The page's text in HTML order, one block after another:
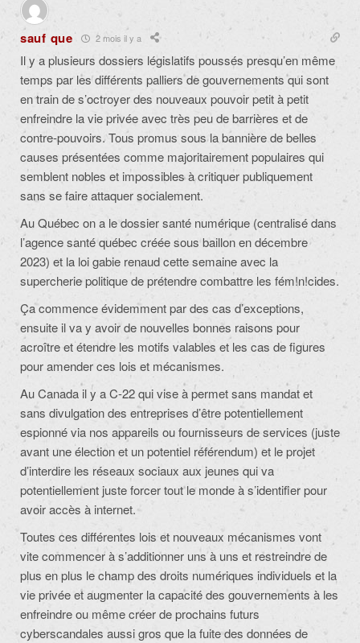
sauf que 2 mois il y a
Il y a plusieurs dossiers législatifs poussés presqu’en même
temps par les différents palliers de gouvernements qui sont
en train de s’octroyer des nouveaux pouvoir petit à petit
enfreindre la vie privée avec très peu de barrières et de
contre-pouvoirs. Tous promus sous la bannière de belles
causes présentées comme majoritairement populaires qui
semblent nobles et impossibles à critiquer publiquement
sans se faire attaquer socialement.
Au Québec on a le dossier santé numérique (centralisé dans
l’agence santé québec créée sous baillon en décembre
2023) et la loi gabie renaud cette semaine avec la
supercherie politique de prétendre combattre les fém!n!cides.
Ça commence évidemment par des cas d’exceptions,
ensuite il va y avoir de nouvelles bonnes raisons pour
acroître et étendre les motifs valables et les cas de figures
pour amender ces lois et mécanismes.
Au Canada il y a C-22 qui vise à permet sans mandat et
sans divulgation des entreprises d’être potentiellement
espionné via nos appareils ou fournisseurs de services (juste
avant une élection et un potentiel référendum) et le projet
d’interdire les réseaux sociaux aux jeunes qui va
potentiellement juste forcer tout le monde à s’identifier pour
avoir accès à internet.
Toutes ces différentes lois et nouveaux mécanismes vont
vite commencer à s’additionner uns à uns et restreindre de
plus en plus le champ des droits numériques individuels et la
vie privée et augmenter la capacité des gouvernements à les
enfreindre ou même créer de prochains futurs
cyberscandales aussi gros que la fuite des données de